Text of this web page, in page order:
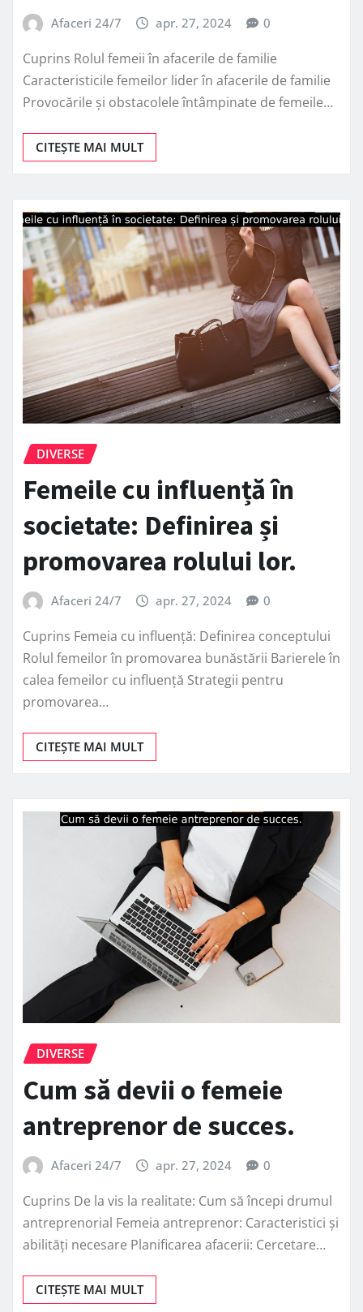
Afaceri 24/7 apr. 27, 2024 0
Cuprins Rolul femeii în afacerile de familie
Caracteristicile femeilor lider în afacerile de familie
Provocările și obstacolele întâmpinate de femeile…
CITEȘTE MAI MULT
DIVERSE
Femeile cu influență în
societate: Definirea și
promovarea rolului lor.
Afaceri 24/7 apr. 27, 2024 0
Cuprins Femeia cu influență: Definirea conceptului
Rolul femeilor în promovarea bunăstării Barierele în
calea femeilor cu influență Strategii pentru
promovarea…
CITEȘTE MAI MULT
DIVERSE
Cum să devii o femeie
antreprenor de succes.
Afaceri 24/7 apr. 27, 2024 0
Cuprins De la vis la realitate: Cum să începi drumul
antreprenorial Femeia antreprenor: Caracteristici și
abilități necesare Planificarea afacerii: Cercetare…
CITEȘTE MAI MULT